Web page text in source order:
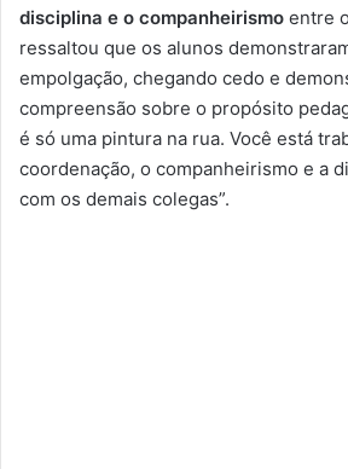
disciplina e o companheirismo entre
ressaltou que os alunos
empolgação, chegando cedo e
compreensão sobre o propósito
é só uma pintura na rua. Você está
coordenação, o companheirismo e a
com os demais colegas”.